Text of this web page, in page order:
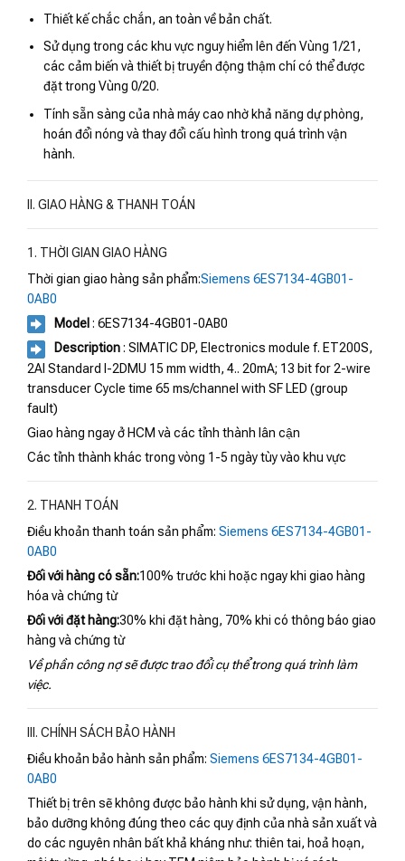
Thiết kế chắc chắn, an toàn về bản chất.
Sử dụng trong các khu vực nguy hiểm lên đến Vùng 1/21,
các cảm biến và thiết bị truyền động thậm chí có thể được
đặt trong Vùng 0/20.
Tính sẵn sàng của nhà máy cao nhờ khả năng dự phòng,
hoán đổi nóng và thay đổi cấu hình trong quá trình vận
hành.
II. GIAO HÀNG & THANH TOÁN
1. THỜI GIAN GIAO HÀNG
Thời gian giao hàng sản phẩm:Siemens 6ES7134-4GB01-
0AB0
Model : 6ES7134-4GB01-0AB0
Description: SIMATIC DP, Electronics module f. ET200S,
2AI Standard I-2DMU 15 mm width, 4.. 20mA; 13 bit for 2-wire
transducer Cycle time 65 ms/channel with SF LED (group
fault)
Giao hàng ngay ở HCM và các tỉnh thành lân cận
Các tỉnh thành khác trong vòng 1-5 ngày tùy vào khu vực
2. THANH TOÁN
Điều khoản thanh toán sản phẩm: Siemens 6ES7134-4GB01-
0AB0
Đối với hàng có sẵn:100% trước khi hoặc ngay khi giao hàng
hóa và chứng từ
Đối với đặt hàng:30% khi đặt hàng, 70% khi có thông báo giao
hàng và chứng từ
Về phần công nợ sẽ được trao đổi cụ thể trong quá trình làm
việc.
III. CHÍNH SÁCH BẢO HÀNH
Điều khoản bảo hành sản phẩm: Siemens 6ES7134-4GB01-
0AB0
Thiết bị trên sẽ không được bảo hành khi sử dụng, vận hành,
bảo dưỡng không đúng theo các quy định của nhà sản xuất và
do các nguyên nhân bất khả kháng như: thiên tai, hoả hoạn,